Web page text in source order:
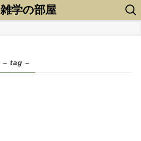
雑学の部屋
– tag –